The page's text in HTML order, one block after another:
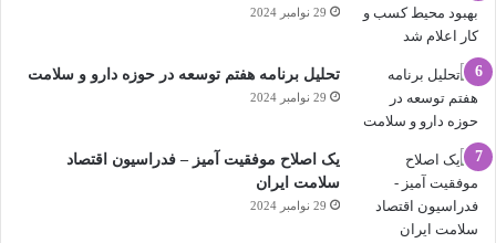
29 نوامبر 2024
تحلیل برنامه هفتم توسعه در حوزه دارو و سلامت
29 نوامبر 2024
یک اصلاح موفقیت آمیز – فدراسیون اقتصاد
سلامت ایران
29 نوامبر 2024